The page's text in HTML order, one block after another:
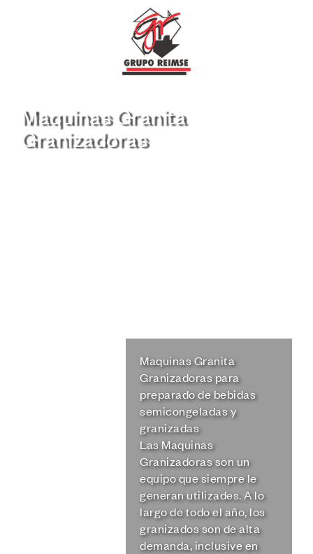
Maquinas Granita
Granizadoras
Maquinas Granita
Granizadoras para
preparado de bebidas
semicongeladas y
granizadas
Las Maquinas
Granizadoras son un
equipo que siempre le
generan utilizades. A lo
largo de todo el año, los
granizados son de alta
demanda, inclusive en